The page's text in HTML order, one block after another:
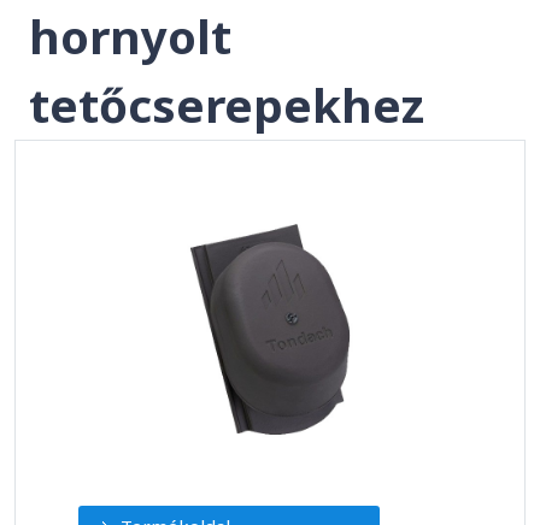
hornyolt
tetőcserepekhez